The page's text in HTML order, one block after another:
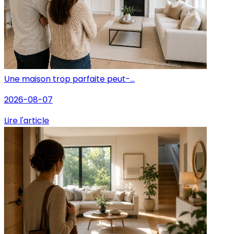
Une maison trop parfaite peut-...
2026-08-07
Lire l'article